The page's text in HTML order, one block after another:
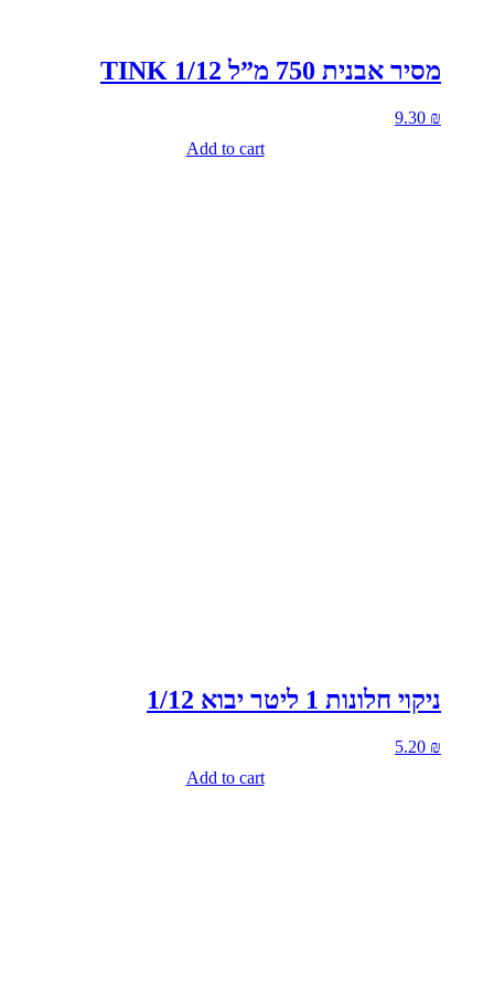
מסיר אבנית 750 מ”ל 1/12 TINK
9.30 ₪
Add to cart
ניקוי חלונות 1 ליטר יבוא 1/12
5.20 ₪
Add to cart